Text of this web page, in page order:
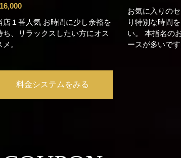
店１番人気 お時間に少し余裕を
ち、リラックスしたい方にオス
メ。
お気に入りの
り特別な時間
い。 本指名の
ースが多いです
料金システムをみる